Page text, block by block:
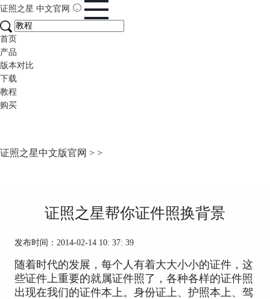
证照之星 中文官网
首页
产品
版本对比
下载
教程
购买
证照之星中文版官网 > >
证照之星帮你证件照换背景
发布时间：2014-02-14 10: 37: 39
随着时代的发展，每个人有着大大小小的证件，这
些证件上重要的就属证件照了，各种各样的证件照
出现在我们的证件本上。身份证上、护照本上、驾